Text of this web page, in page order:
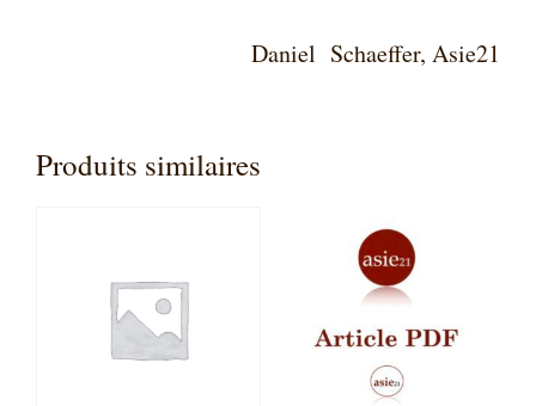
Daniel Schaeffer, Asie21
Produits similaires